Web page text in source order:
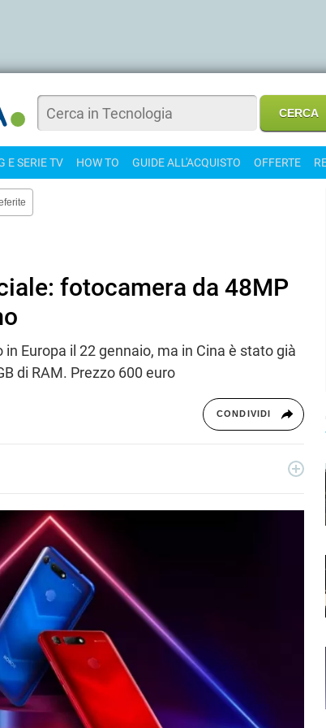
E SERIE TV HOW TO GUIDE ALL'ACQUISTO OFFERTE
fotocamera da 48MP
Europa il 22 gennaio, ma in Cina è stato già
di RAM. Prezzo 600 euro
CONDIVIDI
nostri articoli sul mondo Android e Apple, app e social,
domotica e gadget.